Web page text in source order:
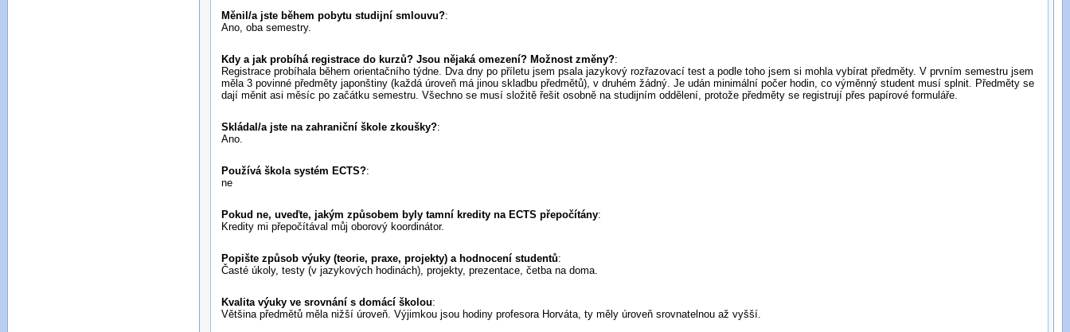
Měnil/a jste během pobytu studijní smlouvu?:
Ano, oba semestry.
Kdy a jak probíhá registrace do kurzů? Jsou nějaká omezení? Možnost změny?:
Registrace probíhala během orientačního týdne. Dva dny po příletu jsem psala jazykový rozřazovací test a podle toho jsem si mohla vybírat předměty. V prvním semestru jsem
měla 3 povinné předměty japonštiny (každá úroveň má jinou skladbu předmětů), v druhém žádný. Je udán minimální počer hodin, co výměnný student musí splnit. Předměty se
dají měnit asi měsíc po začátku semestru. Všechno se musí složitě řešit osobně na studijním oddělení, protože předměty se registrují přes papírové formuláře.
Skládal/a jste na zahraniční škole zkoušky?:
Ano.
Používá škola systém ECTS?:
ne
Pokud ne, uveďte, jakým způsobem byly tamní kredity na ECTS přepočítány:
Kredity mi přepočítával můj oborový koordinátor.
Popište způsob výuky (teorie, praxe, projekty) a hodnocení studentů:
Časté úkoly, testy (v jazykových hodinách), projekty, prezentace, četba na doma.
Kvalita výuky ve srovnání s domácí školou:
Většina předmětů měla nižší úroveň. Výjimkou jsou hodiny profesora Horváta, ty měly úroveň srovnatelnou až vyšší.